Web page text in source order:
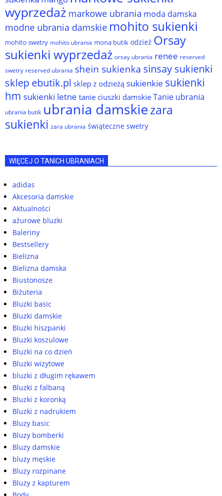
wyprzedaż markowe ubrania moda damska
modne ubrania damskie mohito sukienki
mohito swetry mohito ubrania mona butik odzież Orsay
sukienki wyprzedaż orsay ubrania renee reserved
swetry reserved ubrania shein sukienka sinsay sukienki
sklep ebutik.pl sklep z odzieżą sukienkie sukienki
hm sukienki letne tanie ciuszki damskie Tanie ubrania
ubrania butik ubrania damskiezara
sukienki zara ubrania świąteczne swetry
WIĘCEJ O TANICH UBRANIACH
adidas
Akcesoria damskie
Aktualności
ażurowe bluzki
Baleriny
Bestsellery
Bielizna
Bielizna damska
Biustonosze
Biżuteria
Bluzki basic
Bluzki damskie
Bluzki hiszpanki
Bluzki koszulowe
Bluzki na co dzień
Bluzki wizytowe
bluzki z długim rękawem
Bluzki z falbaną
Bluzki z koronką
Bluzki z nadrukiem
Bluzy basic
Bluzy bomberki
Bluzy damskie
bluzy męskie
Bluzy rozpinane
Bluzy z kapturem